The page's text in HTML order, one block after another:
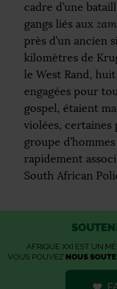
cadre d’une
gangs liés aux
près d’un ancien
kilomètres de
le West Rand,
engagées pour
gospel, étaient
violées, certaines
groupe
rapidement
South African
AFRIQUE XXI EST UN
VOUS POUVEZ NOUS